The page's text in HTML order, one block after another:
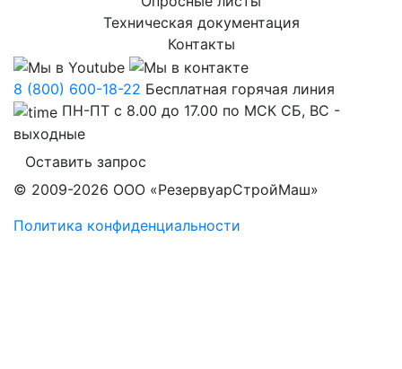
Техническая документация
Контакты
8 (800) 600-18-22 Бесплатная горячая линия
ПН-ПТ с 8.00 до 17.00 по МСК СБ, ВС -
выходные
Оставить запрос
© 2009-2026 ООО «РезервуарСтройМаш»
Политика конфиденциальности